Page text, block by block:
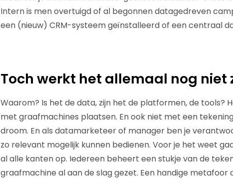
Intern is men overtuigd of al begonnen datagedreven
een (nieuw) CRM-systeem geïnstalleerd of een centraal
Toch werkt het allemaal nog niet
Waarom? Is het de data, zijn het de platformen, de tools?
met graafmachines plaatsen. En ook niet met een
droom. En als datamarketeer of manager ben je
zo relevant mogelijk kunnen bedienen. Voor je het weet
al alle kanten op. Iedereen beheert een stukje van de
graafmachine al aan de slag gezet. Een handige